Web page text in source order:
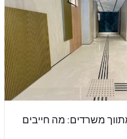
משרדים: מה חייבים
לחפש משרד